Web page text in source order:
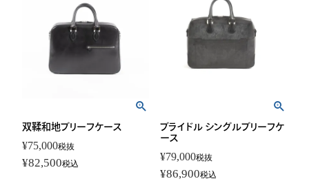
双鞣和地ブリーフケース
¥75,000税抜
¥82,500税込
ブライドル シングルブリーフケ
ース
¥79,000税抜
¥86,900税込